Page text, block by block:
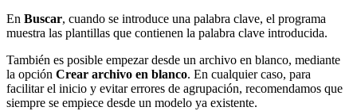
En Buscar, cuando se introduce una palabra clave, el programa
muestra las plantillas que contienen la palabra clave introducida.
También es posible empezar desde un archivo en blanco, mediante
la opción Crear archivo en blanco. En cualquier caso, para
facilitar el inicio y evitar errores de agrupación, recomendamos que
siempre se empiece desde un modelo ya existente.